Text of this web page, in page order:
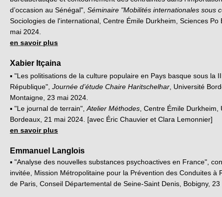
d’occasion au Sénégal", Séminaire "Mobilités internationales sous
Sociologies de l'international, Centre Émile Durkheim, Sciences Po
mai 2024.
en savoir plus
Xabier Itçaina
▪ "Les politisations de la culture populaire en Pays basque sous la
République", Journée d’étude Chaire Haritschelhar , Université
Montaigne, 23 mai 2024.
▪ "Le journal de terrain", Atelier Méthodes , Centre Émile
Bordeaux, 21 mai 2024. [avec Éric Chauvier et Clara Lemonnier]
en savoir plus
Emmanuel Langlois
▪ "Analyse des nouvelles substances psychoactives en France",
invitée, Mission Métropolitaine pour la Prévention des Conduites à
de Paris, Conseil Départemental de Seine-Saint Denis, Bobigny,